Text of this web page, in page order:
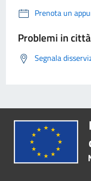
Prenota un
Problemi in città
Segnala